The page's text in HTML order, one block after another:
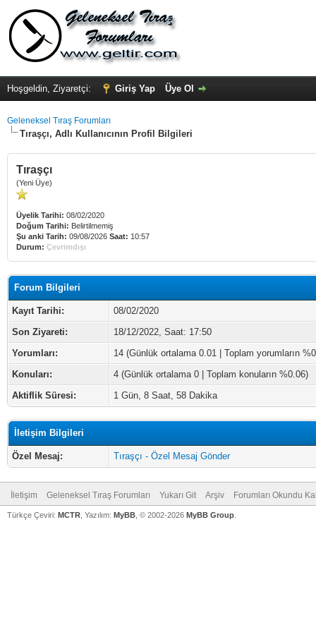
Hoşgeldin, Ziyaretçi: Giriş Yap Üye Ol
Geleneksel Tıraş Forumları
Tıraşçı, Adlı Kullanıcının Profil Bilgileri
Tıraşçı
(Yeni Üye)
Üyelik Tarihi: 08/02/2020
Doğum Tarihi: Belirtilmemiş
Şu anki Tarih: 09/08/2026 Saat: 10:57
Durum: Çevrimdışı
Forum Bilgileri
Kayıt Tarihi:
08/02/2020
Son Ziyareti:
18/12/2022, Saat: 17:50
Yorumları:
14 (Günlük ortalama 0.01 | Toplam yorumların
Konuları:
4 (Günlük ortalama 0 | Toplam konuların %0.06)
Aktiflik Süresi:
1 Gün, 8 Saat, 58 Dakika
İletişim Bilgileri
Özel Mesaj: Tıraşçı - Özel Mesaj Gönder
İletişim Geleneksel Tıraş Forumları Yukarı Git Arşiv Forumları Okundu
Türkçe Çeviri: MCTR , Yazılım: MyBB , © 2002-2026 MyBB Group